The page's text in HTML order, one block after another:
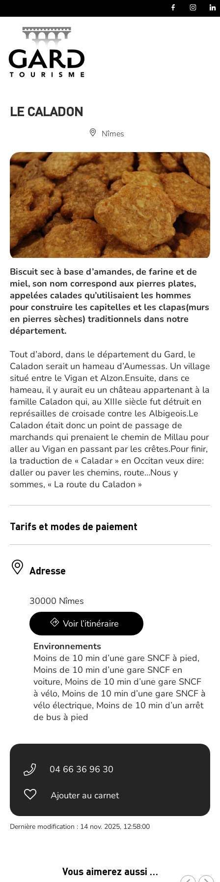
LE CALADON
Nîmes
Biscuit sec à base d’amandes, de farine et de
miel, son nom correspond aux pierres plates,
appelées calades qu’utilisaient les hommes
pour construire les capitelles et les clapas(murs
en pierres sèches) traditionnels dans notre
département.
Tout d’abord, dans le département du Gard, le
Caladon serait un hameau d’Aumessas. Un village
situé entre le Vigan et Alzon.Ensuite, dans ce
hameau, il y aurait eu un château appartenant à la
famille Caladon qui, au XIIIe siècle fut détruit en
représailles de croisade contre les Albigeois.Le
Caladon était donc un point de passage de
marchands qui prenaient le chemin de Millau pour
aller au Vigan en passant par les crêtes.Pour finir,
la traduction de « Caladar » en Occitan veux dire:
daller ou paver les chemins, route…Nous y
sommes, « La route du Caladon »
Tarifs et modes de paiement
Adresse
30000 Nîmes
Voir l’itinéraire
Environnements
Moins de 10 min d’une gare SNCF à pied,
Moins de 10 min d’une gare SNCF en
voiture, Moins de 10 min d’une gare SNCF
à vélo, Moins de 10 min d’une gare SNCF à
vélo électrique, Moins de 10 min d’un arrêt
de bus à pied
04 66 36 96 30
Ajouter au carnet
Dernière modification : 14 nov. 2025, 12:58:00
Vous aimerez aussi …